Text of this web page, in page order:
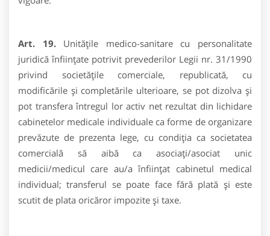
Art. 19.Unităţile medico-sanitare cu personalitate
juridică înfiinţate potrivit prevederilor Legii nr. 31/1990
privind societăţile comerciale, republicată, cu
modificările şi completările ulterioare, se pot dizolva şi
pot transfera întregul lor activ net rezultat din lichidare
cabinetelor medicale individuale ca forme de organizare
prevăzute de prezenta lege, cu condiţia ca societatea
comercială să aibă ca asociaţi/asociat unic
medicii/medicul care au/a înfiinţat cabinetul medical
individual; transferul se poate face fără plată şi este
scutit de plata oricăror impozite şi taxe.